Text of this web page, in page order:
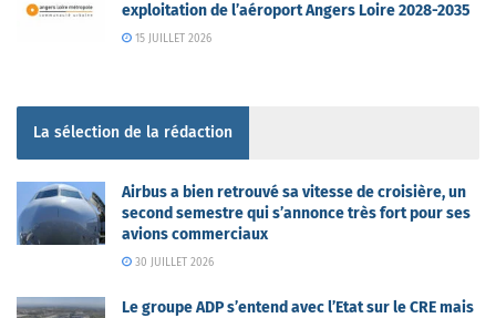
exploitation de l’aéroport Angers Loire 2028-2035
15 JUILLET 2026
La sélection de la rédaction
Airbus a bien retrouvé sa vitesse de croisière, un
second semestre qui s’annonce très fort pour ses
avions commerciaux
30 JUILLET 2026
Le groupe ADP s’entend avec l’Etat sur le CRE mais